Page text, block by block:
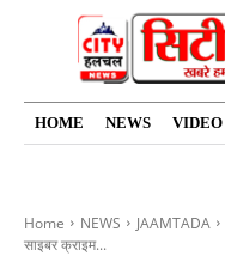
HOME NEWS VIDEO
Home NEWS JAAMTADA
साइबर क्राइम...